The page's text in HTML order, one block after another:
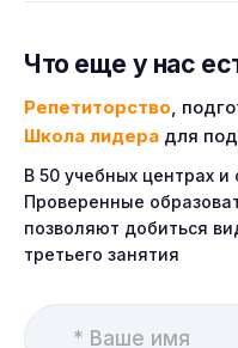
Что еще у нас
Репетиторство,
Школа лидера для
В 50 учебных центрах
Проверенные
позволяют добиться
третьего занятия